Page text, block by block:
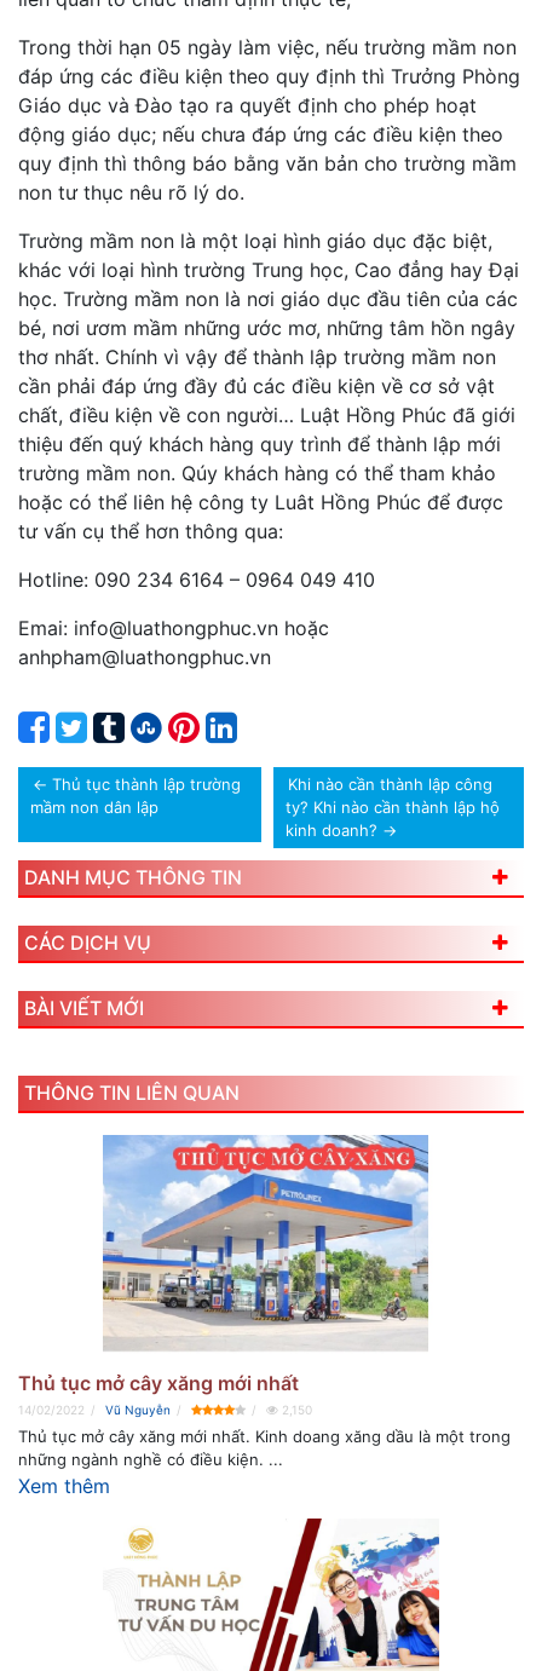
Trong thời hạn 05 ngày làm việc, nếu trường mầm non
đáp ứng các điều kiện theo quy định thì Trưởng Phòng
Giáo dục và Đào tạo ra quyết định cho phép hoạt
động giáo dục; nếu chưa đáp ứng các điều kiện theo
quy định thì thông báo bằng văn bản cho trường mầm
non tư thục nêu rõ lý do.
Trường mầm non là một loại hình giáo dục đặc biệt,
khác với loại hình trường Trung học, Cao đẳng hay Đại
học. Trường mầm non là nơi giáo dục đầu tiên của các
bé, nơi ươm mầm những ước mơ, những tâm hồn ngây
thơ nhất. Chính vì vậy để thành lập trường mầm non
cần phải đáp ứng đầy đủ các điều kiện về cơ sở vật
chất, điều kiện về con người… Luật Hồng Phúc đã giới
thiệu đến quý khách hàng quy trình để thành lập mới
trường mầm non. Qúy khách hàng có thể tham khảo
hoặc có thể liên hệ công ty Luât Hồng Phúc để được
tư vấn cụ thể hơn thông qua:
Hotline: 090 234 6164 – 0964 049 410
Emai: info@luathongphuc.vn hoặc
anhpham@luathongphuc.vn
← Thủ tục thành lập trường
mầm non dân lập
Khi nào cần thành lập công
ty? Khi nào cần thành lập hộ
kinh doanh? →
DANH MỤC THÔNG TIN
CÁC DỊCH VỤ
BÀI VIẾT MỚI
THÔNG TIN LIÊN QUAN
Thủ tục mở cây xăng mới nhất
14/02/2022 Vũ Nguyễn 2,150
Thủ tục mở cây xăng mới nhất. Kinh doang xăng dầu là một trong
những ngành nghề có điều kiện. ...
Xem thêm